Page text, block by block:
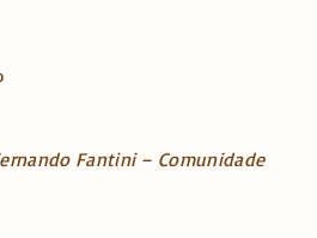
Fantini – Comunidade